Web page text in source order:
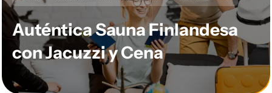
Auténtica Sauna Finlandesa
con Jacuzzi y Cena